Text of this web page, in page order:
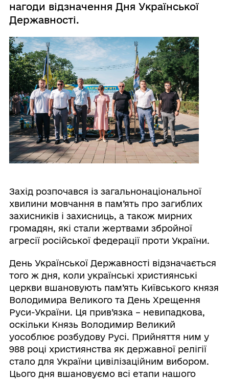
нагоди відзначення Дня Української
Державності.
Захід розпочався із загальнонаціональної
хвилини мовчання в пам’ять про загиблих
захисників і захисниць, а також мирних
громадян, які стали жертвами збройної
агресії російської федерації проти України.
День Української Державності відзначається
того ж дня, коли українські християнські
церкви вшановують пам’ять Київського князя
Володимира Великого та День Хрещення
Руси-України. Ця прив’язка – невипадкова,
оскільки Князь Володимир Великий
уособлює розбудову Русі. Прийняття ним у
988 році християнства як державної релігії
стало для України цивілізаційним вибором.
Цього дня вшановуємо всі етапи нашого